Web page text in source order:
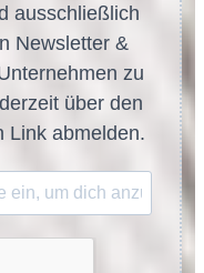
ausschließlich
Newsletter &
zu
über den
Link abmelden.